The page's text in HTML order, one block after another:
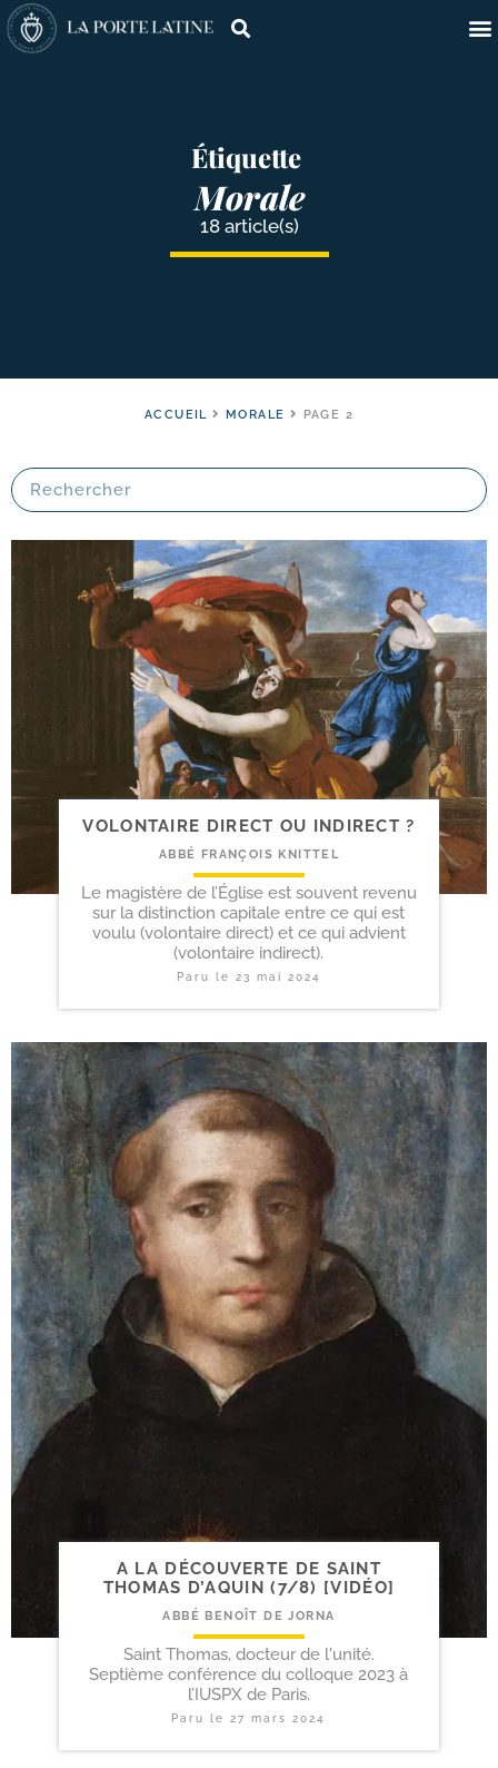
Étiquette
Morale
18 article(s)
ACCUEIL MORALE PAGE 2
VOLONTAIRE DIRECT OU INDIRECT ?
ABBÉ FRANÇOIS KNITTEL
Le magistère de l’Église est souvent revenu
sur la distinction capitale entre ce qui est
voulu (volontaire direct) et ce qui advient
(volontaire indirect).
Paru le 23 mai 2024
A LA DÉCOUVERTE DE SAINT
THOMAS D’AQUIN (7/​8) [VIDÉO]
ABBÉ BENOÎT DE JORNA
Saint Thomas, docteur de l'unité.
Septième conférence du colloque 2023 à
l’IUSPX de Paris.
Paru le27 mars 2024